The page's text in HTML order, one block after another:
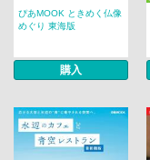
ぴあMOOK ときめく仏像
めぐり 東海版
購入